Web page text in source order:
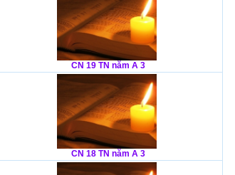
CN 19 TN năm A 3
CN 18 TN năm A 3